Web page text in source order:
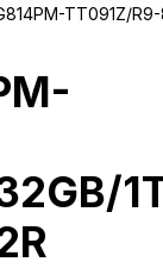
TT091Z/